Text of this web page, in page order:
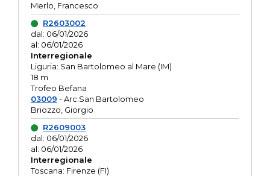
Merlo, Francesco
R2603002
dal: 06/01/2026
al: 06/01/2026
Interregionale
Liguria: San Bartolomeo al Mare (IM)
18 m
Trofeo Befana
03009 - Arc.San Bartolomeo
Briozzo, Giorgio
R2609003
dal: 06/01/2026
al: 06/01/2026
Interregionale
Toscana: Firenze (FI)